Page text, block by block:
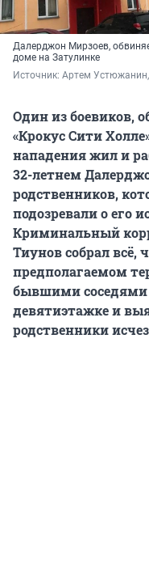
Далерджон Мирзоев,
доме на Затулинке
Источник: Артем
Один из боевиков,
«Крокус Сити
нападения жил и
32-летнем
родственников,
подозревали о его
Криминальный
Тиунов собрал всё,
предполагаемом
бывшими соседями
девятиэтажке и
родственники